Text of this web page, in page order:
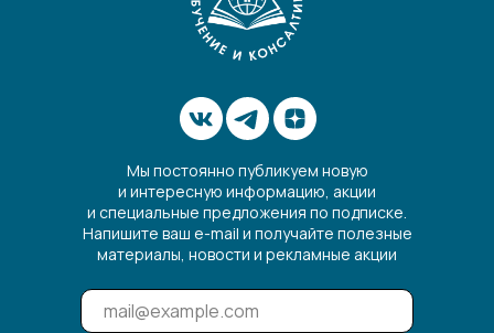
Мы постоянно публикуем новую
и интересную информацию, акции
и специальные предложения по подписке.
Напишите ваш e-mail и получайте полезные
материалы, новости и рекламные акции